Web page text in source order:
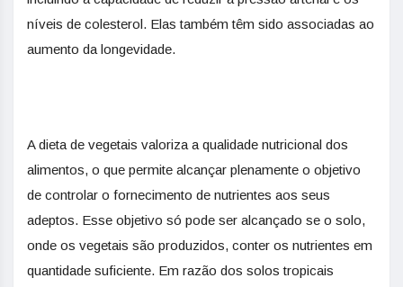
níveis de colesterol. Elas também têm sido associadas ao
aumento da longevidade.
A dieta de vegetais valoriza a qualidade nutricional dos
alimentos, o que permite alcançar plenamente o objetivo
de controlar o fornecimento de nutrientes aos seus
adeptos. Esse objetivo só pode ser alcançado se o solo,
onde os vegetais são produzidos, conter os nutrientes em
quantidade suficiente. Em razão dos solos tropicais